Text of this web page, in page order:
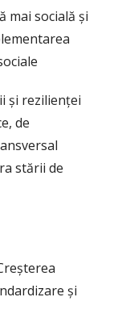
mai socială și
și rezilienței
de
stării de
și